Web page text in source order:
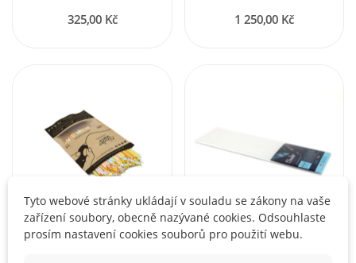
325,00 Kč 1 250,00 Kč
Tyto webové stránky ukládají v souladu se zákony na vaše
zařízení soubory, obecně nazývané cookies. Odsouhlaste
prosím nastavení cookies souborů pro použití webu.